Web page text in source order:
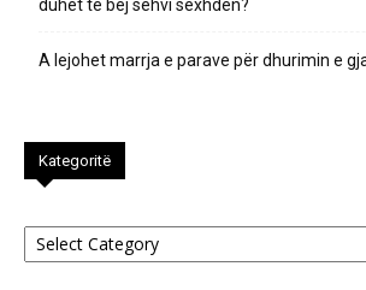
duhet të bëj sehvi sexhden?
A lejohet marrja e parave për dhurimin e
Kategoritë
Kategoritë